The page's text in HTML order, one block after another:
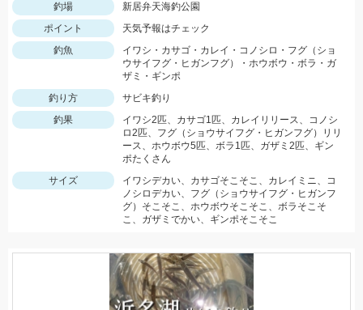
釣場
新居弁天海釣公園
ポイント
天気予報はチェック
釣魚
イワシ・カサゴ・カレイ・コノシロ・フグ（ショ
ウサイフグ・ヒガンフグ）・ホウボウ・ボラ・ガ
ザミ・ギンポ
釣り方
サビキ釣り
釣果
イワシ2匹、カサゴ1匹、カレイリリース、コノシ
ロ2匹、フグ（ショウサイフグ・ヒガンフグ）リリ
ース、ホウボウ5匹、ボラ1匹、ガザミ2匹、ギン
ポたくさん
サイズ
イワシデカい、カサゴそこそこ、カレイミニ、コ
ノシロデカい、フグ（ショウサイフグ・ヒガンフ
グ）そこそこ、ホウボウそこそこ、ボラそこそ
こ、ガザミでかい、ギンポそこそこ